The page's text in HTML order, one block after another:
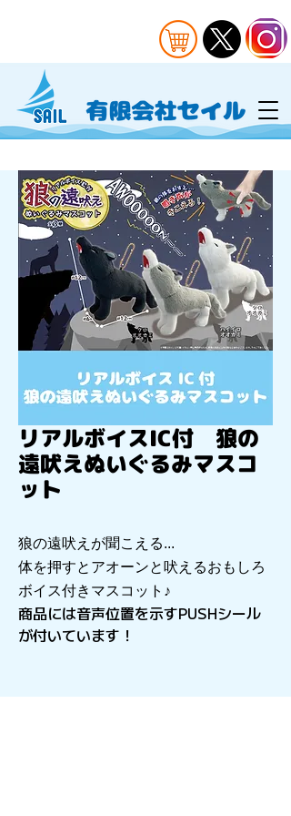
リアルボイスIC付 狼の
遠吠えぬいぐるみマスコ
ット
狼の遠吠えが聞こえる...
体を押すと アオーンと吠えるおもしろ
ボイス付きマスコット♪
商品には音声位置を示すPUSHシール
が付いています！